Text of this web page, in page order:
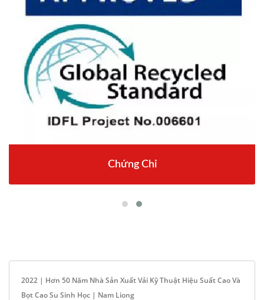
Chứng Chỉ
2022 | Hơn 50 Năm Nhà Sản Xuất Vải Kỹ Thuật Hiệu Suất Cao Và
Bọt Cao Su Sinh Học | Nam Liong